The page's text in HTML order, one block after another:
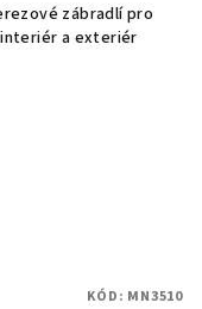
zábradlí pro
interiér a exteriér
KÓD: MN3510